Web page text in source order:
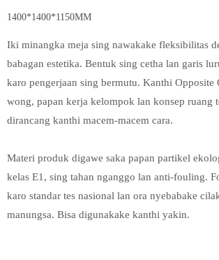
1400*1400*1150MM
Iki minangka meja sing nawakake fleksibilitas
babagan estetika. Bentuk sing cetha lan garis
karo pengerjaan sing bermutu. Kanthi Opposite
wong, papan kerja kelompok lan konsep ruang
dirancang kanthi macem-macem cara.
Materi produk digawe saka papan partikel
kelas E1, sing tahan nganggo lan anti-fouling.
karo standar tes nasional lan ora nyebabake
manungsa. Bisa digunakake kanthi yakin.